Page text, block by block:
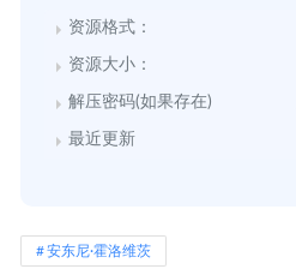
资源格式：
资源大小：
解压密码(如果存在)
最近更新
安东尼·霍洛维茨